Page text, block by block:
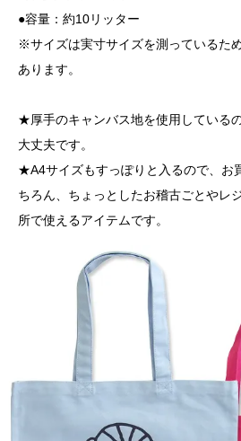
●容量：約10リッター
※サイズは実寸サイズを測っているた
あります。
★厚手のキャンバス地を使用している
大丈夫です。
★A4サイズもすっぽりと入るので、お
ちろん、ちょっとしたお稽古ごとやレ
所で使えるアイテムです。